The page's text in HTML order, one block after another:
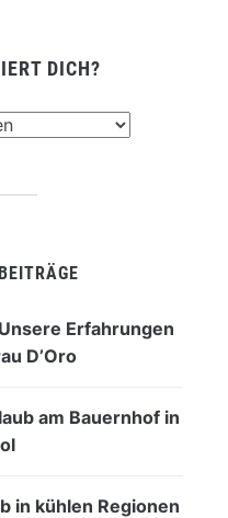
DICH?
Erfahrungen
D’Oro
am Bauernhof in
in kühlen Regionen